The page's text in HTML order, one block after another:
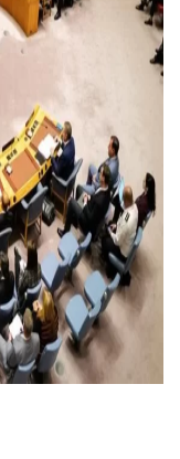
viraliza e fãs
queda nos preços,
sexual contra
tradução em
nesta quinta-
centro integrado para
de violência
AM orienta sobre
da doença
e cobram reajuste
(CDC)